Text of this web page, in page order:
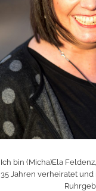
Ich bin (Micha)Ela
35 Jahren verheiratet und